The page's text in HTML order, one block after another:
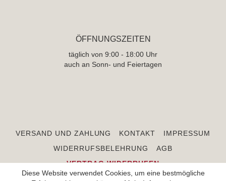
VERSAND UND ZAHLUNG KONTAKT
IMPRESSUM
WIDERRUFSBELEHRUNG
AGB
VERTRAG WIDERRUFEN
ÖFFNUNGSZEITEN
täglich von 9:00 - 18:00 Uhr
auch an Sonn- und Feiertagen
Diese Website verwendet Cookies, um eine bestmögliche